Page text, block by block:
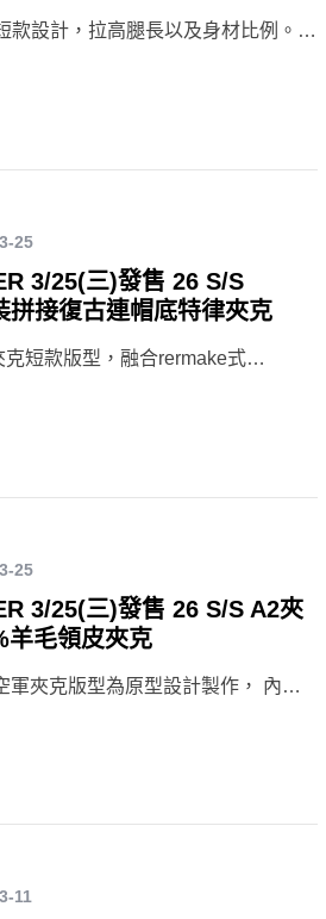
款設計，拉高腿長以及身材比例。…
25
3/25(三)發售 26 S/S
接復古連帽底特律夾克
克短款版型，融合rermake式…
25
3/25(三)發售 26 S/S A2夾
羊毛領皮夾克
軍夾克版型為原型設計製作， 內…
11